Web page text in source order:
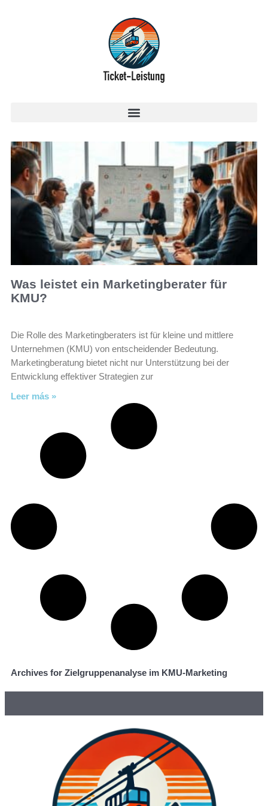
Was leistet ein Marketingberater für
KMU?
Die Rolle des Marketingberaters ist für kleine und mittlere
Unternehmen (KMU) von entscheidender Bedeutung.
Marketingberatung bietet nicht nur Unterstützung bei der
Entwicklung effektiver Strategien zur
Leer más »
Archives for Zielgruppenanalyse im KMU-Marketing